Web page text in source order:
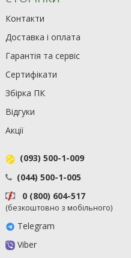
Контакти
Доставка і оплата
Гарантія та сервіс
Сертифікати
Збірка ПК
Відгуки
Акції
(093) 500-1-009
(044) 500-1-005
0 (800) 604-517
(безкоштовно з мобільного)
Telegram
Viber